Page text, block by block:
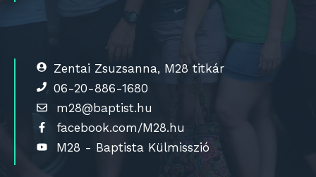
Zentai Zsuzsanna, M28 titkár
06-20-886-1680
m28@baptist.hu
facebook.com/M28.hu
M28 - Baptista Külmisszió